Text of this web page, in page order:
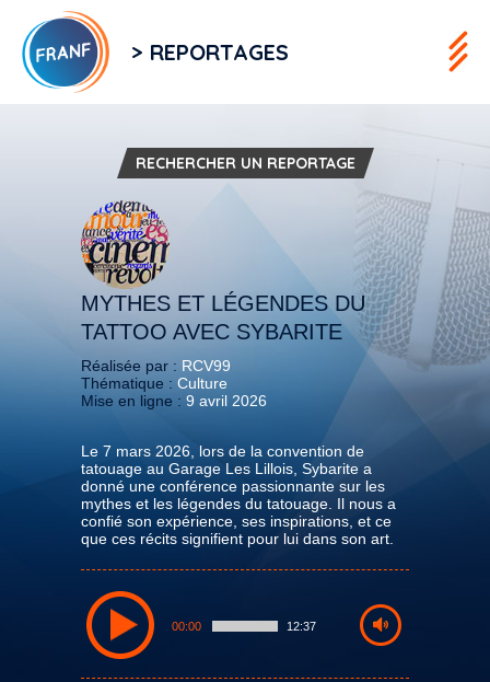
> REPORTAGES
RECHERCHER UN REPORTAGE
MYTHES ET LÉGENDES DU
TATTOO AVEC SYBARITE
Réalisée par : RCV99
Thématique : Culture
Mise en ligne : 9 avril 2026
Le 7 mars 2026, lors de la convention de
tatouage au Garage Les Lillois, Sybarite a
donné une conférence passionnante sur les
mythes et les légendes du tatouage. Il nous a
confié son expérience, ses inspirations, et ce
que ces récits signifient pour lui dans son art.
00:00 12:37